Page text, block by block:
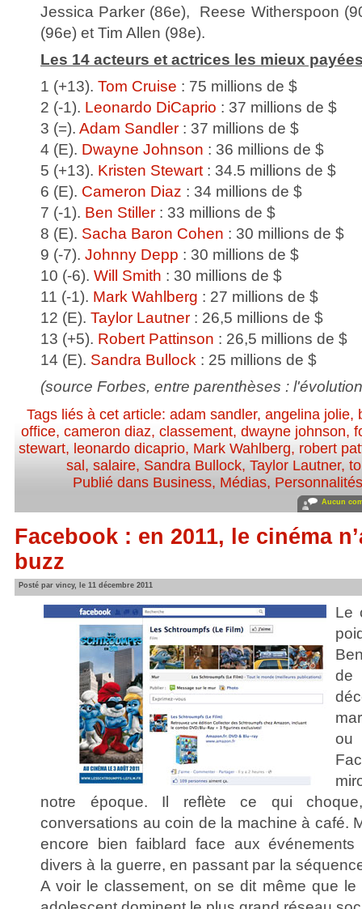
Jessica Parker (86e), Reese Witherspoon
(96e) et Tim Allen (98e).
Les 14 acteurs et actrices les mieux
1 (+13). Tom Cruise : 75 millions de $
2 (-1). Leonardo DiCaprio : 37 millions de $
3 (=). Adam Sandler : 37 millions de $
4 (E). Dwayne Johnson : 36 millions de $
5 (+13). Kristen Stewart : 34.5 millions de $
6 (E). Cameron Diaz : 34 millions de $
7 (-1). Ben Stiller : 33 millions de $
8 (E). Sacha Baron Cohen : 30 millions de $
9 (-7). Johnny Depp : 30 millions de $
10 (-6). Will Smith : 30 millions de $
11 (-1). Mark Wahlberg : 27 millions de $
12 (E). Taylor Lautner : 26,5 millions de $
13 (+5). Robert Pattinson : 26,5 millions de $
14 (E). Sandra Bullock : 25 millions de $
(source Forbes, entre parenthèses :
Tags liés à cet article: adam sandler, angelina jolie,
office,cameron diaz,classement,dwayne johnson,
stewart, leonardo dicaprio, Mark Wahlberg, robert
sal ,salaire, Sandra Bullock,Taylor Lautner,
Publié dans Business, Médias,
Aucun
Facebook : en 2011, le cinéma
buzz
Posté par vincy, le 11 décembre 2011
Le
de
ou
notre époque. Il reflète ce qui
conversations au coin de la machine à café.
encore bien faiblard face aux
divers à la guerre, en passant par la
A voir le classement, on se dit même que